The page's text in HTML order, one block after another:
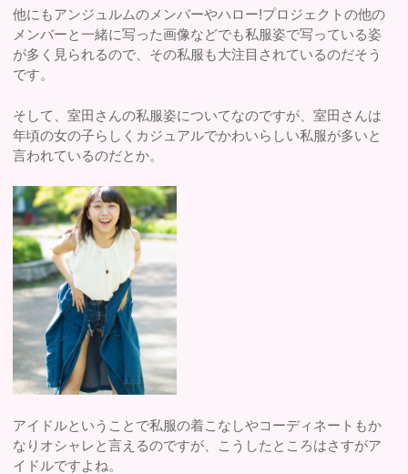
他にもアンジュルムのメンバーやハロー!プロジェクトの他の
メンバーと一緒に写った画像などでも私服姿で写っている姿
が多く見られるので、その私服も大注目されているのだそう
です。
そして、室田さんの私服姿についてなのですが、室田さんは
年頃の女の子らしくカジュアルでかわいらしい私服が多いと
言われているのだとか。
アイドルということで私服の着こなしやコーディネートもか
なりオシャレと言えるのですが、こうしたところはさすがア
イドルですよね。